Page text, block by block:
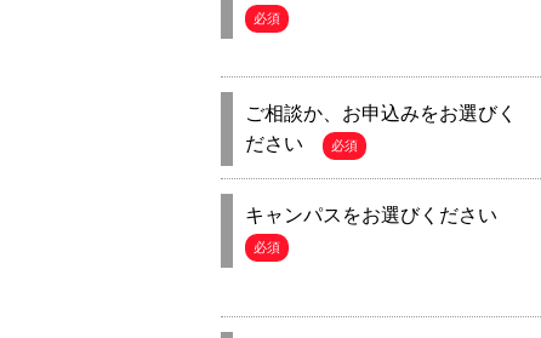
必須
ご相談か、お申込みをお選びく
ださい
必須
キャンパスをお選びください
必須